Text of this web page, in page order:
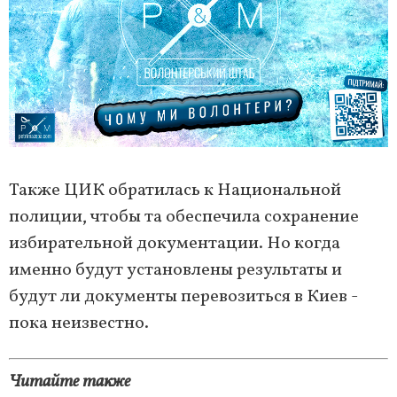
Также ЦИК обратилась к Национальной
полиции, чтобы та обеспечила сохранение
избирательной документации. Но когда
именно будут установлены результаты и
будут ли документы перевозиться в Киев -
пока неизвестно.
Читайте также